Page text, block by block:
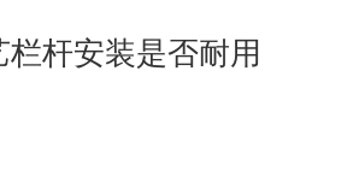
栏杆安装是否耐用